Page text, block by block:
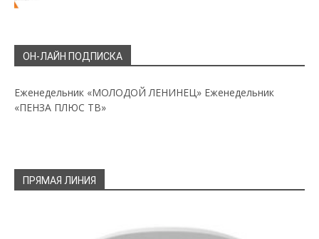
ОН-ЛАЙН ПОДПИСКА
Еженедельник «МОЛОДОЙ ЛЕНИНЕЦ» Еженедельник
«ПЕНЗА ПЛЮС ТВ»
ПРЯМАЯ ЛИНИЯ